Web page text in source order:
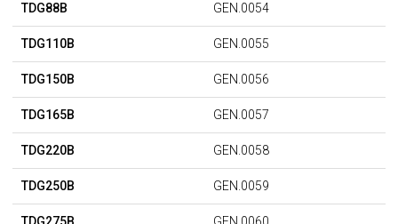
TDG88B GEN.0054
TDG110B GEN.0055
TDG150B GEN.0056
TDG165B GEN.0057
TDG220B GEN.0058
TDG250B GEN.0059